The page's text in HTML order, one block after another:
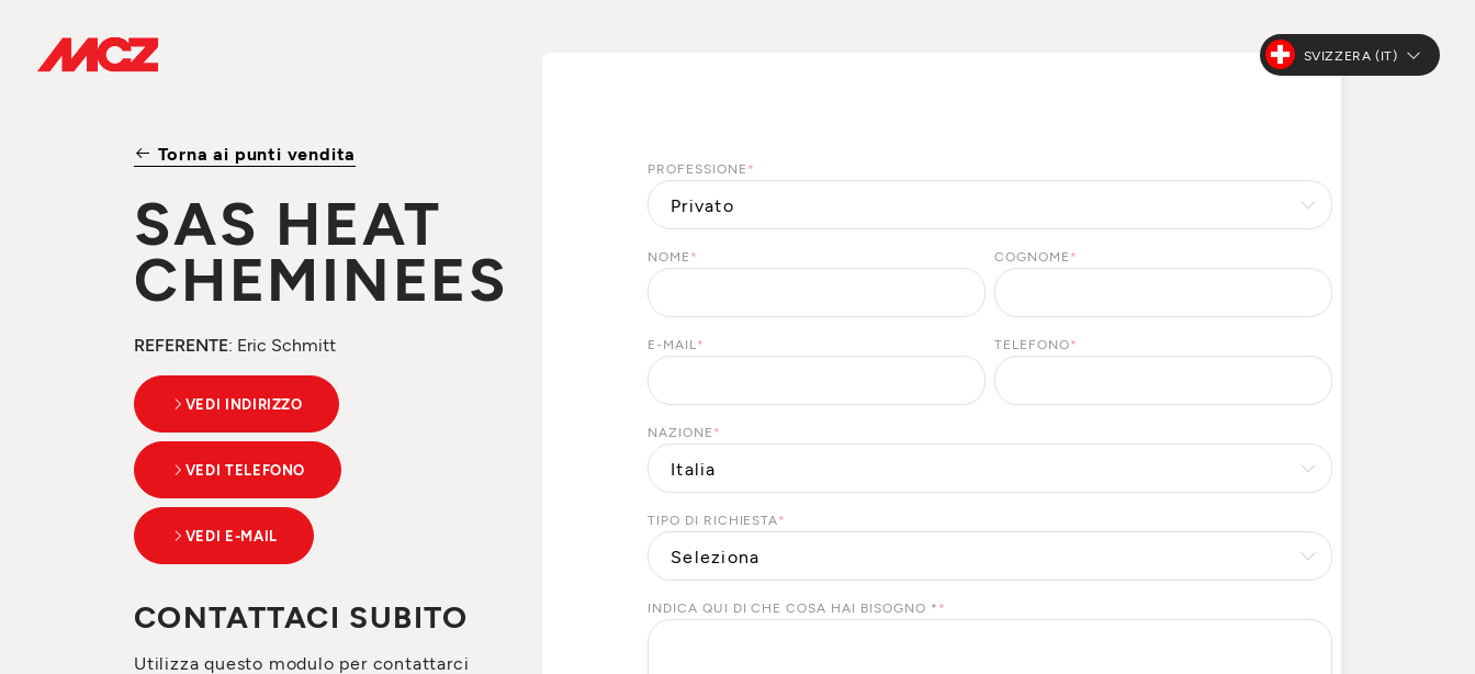
SVIZZERA (IT)
Torna ai punti vendita
SAS HEAT
CHEMINEES
REFERENTE: Eric Schmitt
VEDI INDIRIZZO
VEDI TELEFONO
VEDI E-MAIL
CONTATTACI SUBITO
Utilizza questo modulo per contattarci
PROFESSIONE *
NOME * COGNOME *
E-MAIL * TELEFONO*
NAZIONE *
TIPO DI RICHIESTA*
INDICA QUI DI CHE COSA HAI BISOGNO * *